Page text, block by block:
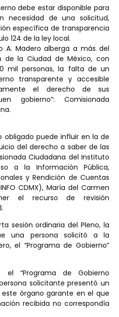
debe estar disponible para
necesidad de una solicitud,
específica de transparencia
124 de la ley local.
A. Madero alberga a más del
de la Ciudad de México, con
mil personas, la falta de un
transparente y accesible
el derecho de sus
gobierno”: Comisionada
obligado puede influir en la de
del derecho a saber de las
Ciudadana del Instituto
a la Información Pública,
y Rendición de Cuentas
CDMX), María del Carmen
el recurso de revisión
sesión ordinaria del Pleno, la
una persona solicitó a la
el “Programa de Gobierno”
el “Programa de Gobierno
solicitante presentó un
órgano garante en el que
recibida no correspondía